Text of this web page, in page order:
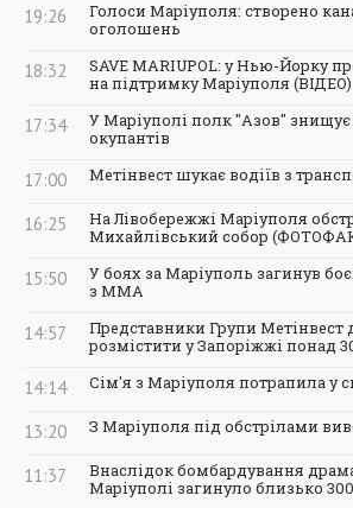
19:26
Голоси Маріуполя: створено
оголошень
18:32
SAVE MARIUPOL: у Нью-Йорку
на підтримку Маріуполя (ВІДЕО)
17:34
У Маріуполі полк "Азов" знищує
окупантів
17:00 Метінвест шукає водіїв з
16:25
На Лівобережжі Маріуполя
Михайлівський собор
15:50
У боях за Маріуполь загинув
з ММА
14:57
Представники Групи Метінвест
розмістити у Запоріжжі понад
14:14 Сім'я з Маріуполя потрапила у
13:20 З Маріуполя під обстрілами
11:37
Внаслідок бомбардування
Маріуполі загинуло близько